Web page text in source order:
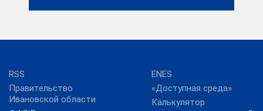
RSS
Правительство
Ивановской области
ENES
«Доступная среда»
Калькулятор